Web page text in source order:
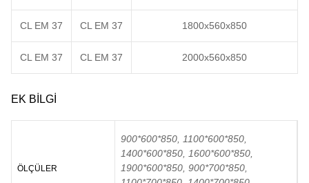
CL EM 37 CL EM 37 1800x560x850
CL EM 37 CL EM 37 2000x560x850
EK BILGI
ÖLÇÜLER
900*600*850, 1100*600*850,
1400*600*850, 1600*600*850,
1900*600*850, 900*700*850,